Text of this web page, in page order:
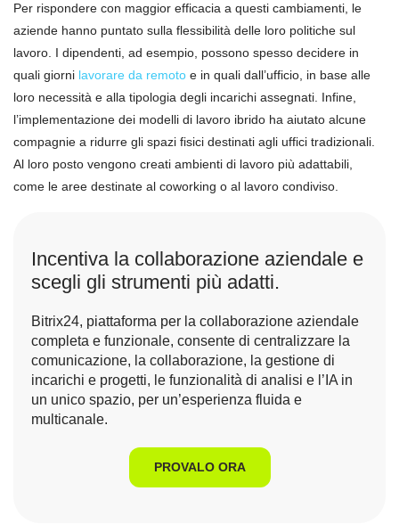
Per rispondere con maggior efficacia a questi cambiamenti, le
aziende hanno puntato sulla flessibilità delle loro politiche sul
lavoro. I dipendenti, ad esempio, possono spesso decidere in
quali giorni lavorare da remoto e in quali dall’ufficio, in base alle
loro necessità e alla tipologia degli incarichi assegnati. Infine,
l’implementazione dei modelli di lavoro ibrido ha aiutato alcune
compagnie a ridurre gli spazi fisici destinati agli uffici tradizionali.
Al loro posto vengono creati ambienti di lavoro più adattabili,
come le aree destinate al coworking o al lavoro condiviso.
Incentiva la collaborazione aziendale e
scegli gli strumenti più adatti.
Bitrix24, piattaforma per la collaborazione aziendale
completa e funzionale, consente di centralizzare la
comunicazione, la collaborazione, la gestione di
incarichi e progetti, le funzionalità di analisi e l’IA in
un unico spazio, per un’esperienza fluida e
multicanale.
PROVALO ORA